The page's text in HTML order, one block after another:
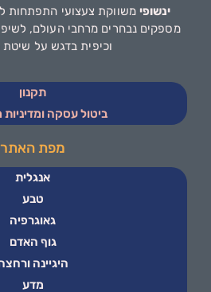
ינשופי משווקת צעצועי התפתחות
מספקים נבחרים מרחבי העולם,
וכיפית בדגש על שיטת
תקנון
ביטול עסקה
מפת האתר
אנגלית
טבע
גאוגרפיה
גוף האדם
היגיינה
מדע